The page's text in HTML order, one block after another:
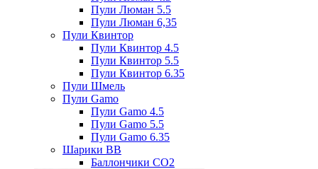
Пули Люман 5.5
Пули Люман 6,35
Пули Квинтор
Пули Квинтор 4.5
Пули Квинтор 5.5
Пули Квинтор 6.35
Пули Шмель
Пули Gamo
Пули Gamo 4.5
Пули Gamo 5.5
Пули Gamo 6.35
Шарики BB
Баллончики CO2